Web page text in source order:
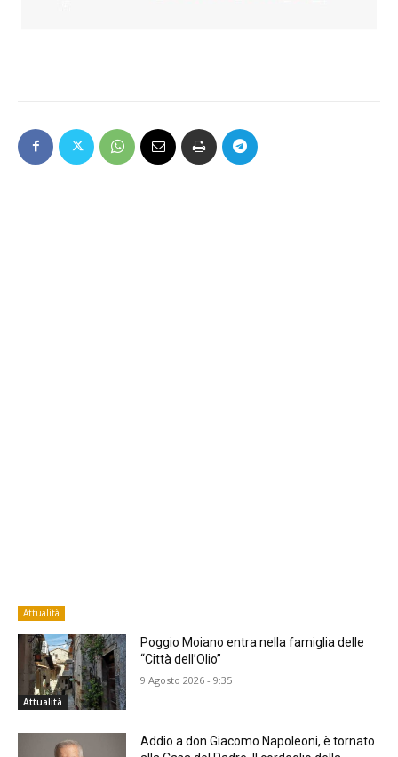
Attualità
Attualità
Poggio Moiano entra nella famiglia delle
“Città dell’Olio”
9 Agosto 2026 - 9:35
Addio a don Giacomo Napoleoni, è tornato